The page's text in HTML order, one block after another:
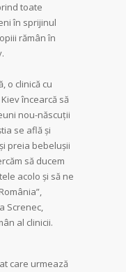
toate
în sprijinul
rămân în
o clinică cu
încearcă să
nou-născuții
se află și
preia bebelușii
să ducem
acolo și să ne
Screnec,
al clinicii.
care urmează